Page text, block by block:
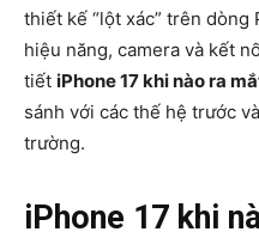
thiết kế “lột xác” trên dòng
hiệu năng, camera và kết
tiết iPhone 17 khi nào ra
sánh với các thế hệ trước
trường.
iPhone 17 khi